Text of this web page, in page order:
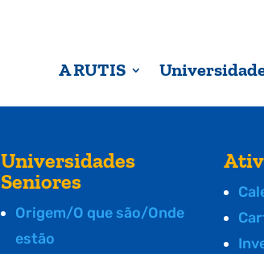
A RUTIS
Universidades
Seniores
Origem/O que são/Onde
estão